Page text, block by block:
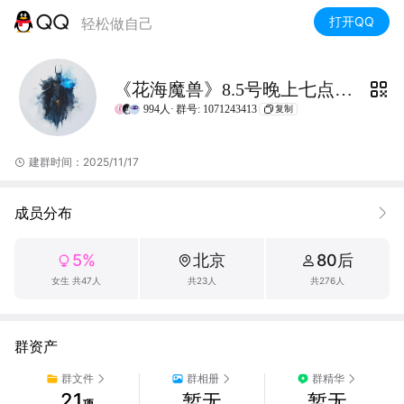
轻松做自己 打开QQ
《花海魔兽》8.5号晚上七点开放
994人· 群号: 1071243413 复制
建群时间：2025/11/17
成员分布
5%
女生 共47人
北京
共23人
80后
共276人
群资产
群文件 群相册 群精华